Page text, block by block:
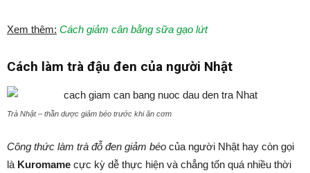
Xem thêm: Cách giảm cân bằng sữa gạo lứt
Cách làm trà đậu đen của người Nhật
Trà Nhật – thần dược giảm béo trước khi ăn cơm
Công thức làm trà đỗ đen giảm béo của người Nhật hay còn gọi
là Kuromame cực kỳ dễ thực hiện và chẳng tốn quá nhiều thời